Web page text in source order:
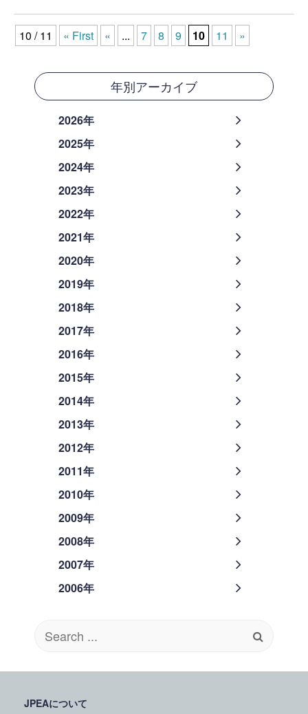
10 / 11 « First « ... 7 8 9 10 11 »
年別アーカイブ
2026年
2025年
2024年
2023年
2022年
2021年
2020年
2019年
2018年
2017年
2016年
2015年
2014年
2013年
2012年
2011年
2010年
2009年
2008年
2007年
2006年
for:
JPEAについて